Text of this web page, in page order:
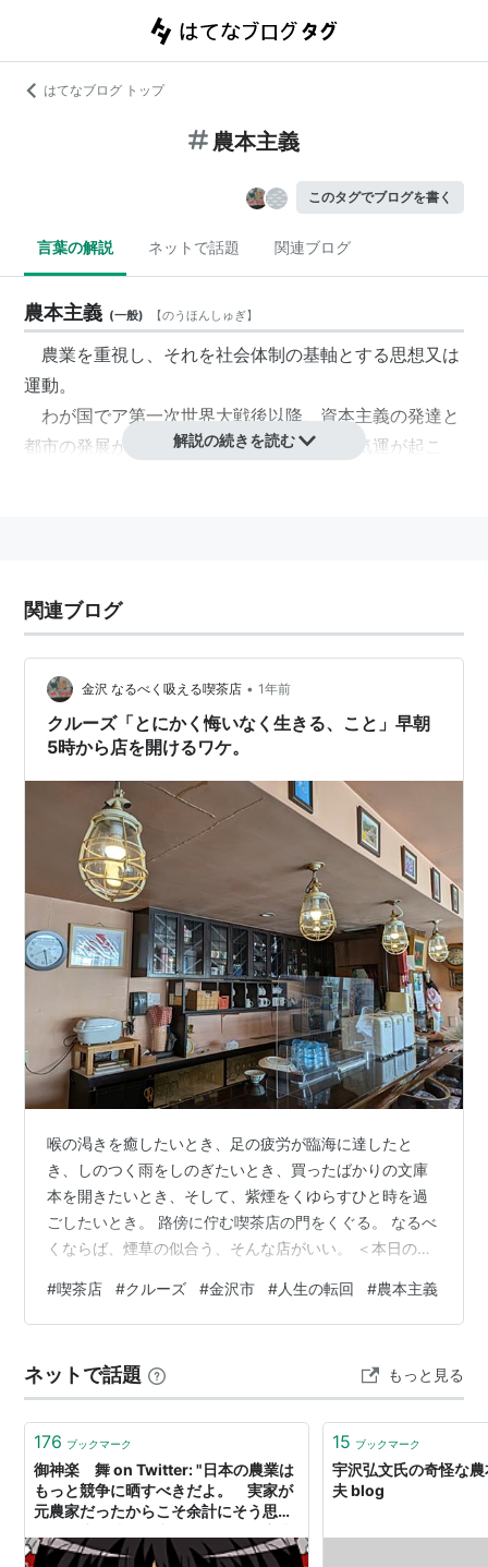
はてなブログ トップ
農本主義
このタグでブログを書く
言葉の解説 ネットで話題 関連ブログ
農本主義 (一般) 【のうほんしゅぎ】
農業を重視し、それを社会体制の基軸とする思想又は
運動。
わが国でア第一次世界大戦後以降、資本主義の発達と
都市の発展が起こる中で、それに反発する気運が起こ
代表的な運動家に
権藤成卿などがいる。
解説の続きを読む
関連ブログ
金沢 なるべく吸える喫茶店 • 1年前
クルーズ「とにかく悔いなく生きる、こと」早朝
5時から店を開けるワケ。
喉の渇きを癒したいとき、足の疲労が臨海に達したと
き、しのつく雨をしのぎたいとき、買ったばかりの文庫
本を開きたいとき、そして、紫煙をくゆらすひと時を過
ごしたいとき。 路傍に佇む喫茶店の門をくぐる。 なるべ
くならば、煙草の似合う、そんな店がいい。 ＜本日のサ
ムージー ¥600 google MAP 所在地 営業時間 定休日 席
数 電源 Wi-Fi SNS 店内BGM トイレ 喫煙の可否 ここより
取るに足らないとしか言いようのない雑文雑記ですの
で、お店の基本データのみを知りたい方は、上記目次…
#喫茶店 #クルーズ #金沢市 #人生の転回 #農本主義
ネットで話題 もっと見る
176 ブックマーク
御神楽 舞 on Twitter: "日本の農業は
もっと競争に晒すべきだよ。 実家が
元農家だったからこそ余計にそう思う
は所詮消える運命なのよ。 競争力が
15 ブックマーク
宇沢弘文氏の奇怪な
夫 blog